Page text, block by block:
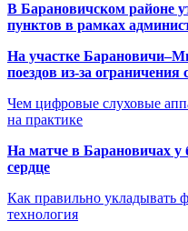
В Барановичском районе
пунктов в рамках
На участке
поездов из-за
Чем цифровые слуховые
на практике
На матче в Барановичах у
сердце
Как правильно укладывать
технология